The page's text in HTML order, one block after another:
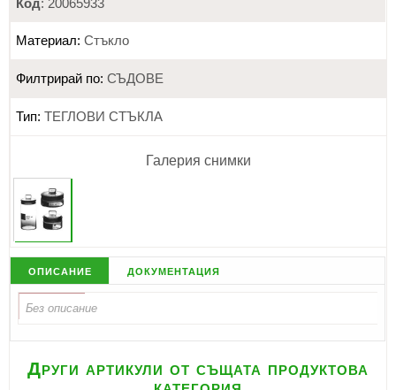
Код: 20065933
Материал: Стъкло
Филтрирай по: СЪДОВЕ
Тип: ТЕГЛОВИ СТЪКЛА
Галерия снимки
описание документация
Други артикули от същата продуктова